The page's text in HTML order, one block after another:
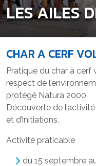
LES AILES
CHAR A CERF
Pratique du char à cerf
respect de
protégé Natura 2000.
Découverte de
et d’initiations.
Activité praticable
du 15 septembre